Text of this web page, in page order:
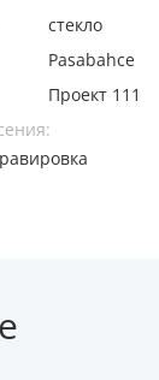
стекло
Pasabahce
Проект 111